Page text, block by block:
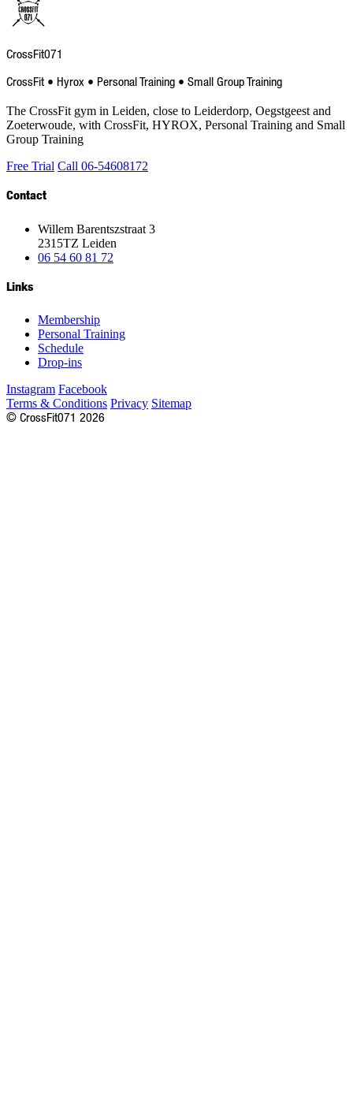
CrossFit071
CrossFit • Hyrox • Personal Training • Small Group Training
The CrossFit gym in Leiden, close to Leiderdorp, Oegstgeest and
Zoeterwoude, with CrossFit, HYROX, Personal Training and Small
Group Training
Free Trial Call 06-54608172
Contact
Willem Barentszstraat 3
2315TZ Leiden
06 54 60 81 72
Links
Membership
Personal Training
Schedule
Drop-ins
Instagram Facebook
Terms & Conditions Privacy Sitemap
© CrossFit071 2026